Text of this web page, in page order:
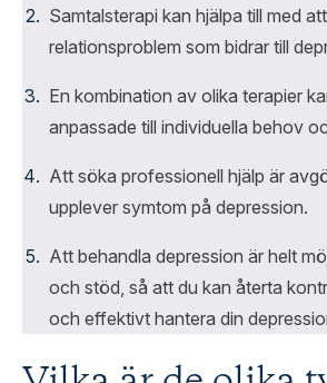
Samtalsterapi kan hjälpa till med
relationsproblem som bidrar till
En kombination av olika terapier
anpassade till individuella behov
Att söka professionell hjälp är
upplever symtom på depression.
Att behandla depression är helt
och stöd, så att du kan återta
och effektivt hantera din